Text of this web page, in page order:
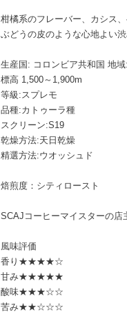
柑橘系のフレーバー、カシス、
ぶどうの皮のような心地よい
生産国: コロンビア共和国 地
標高 1,500～1,900m
等級:スプレモ
品種:カトゥーラ種
スクリーン:S19
乾燥方法:天日乾燥
精選方法:ウオッシュド
焙煎度：シティロースト
SCAJコーヒーマイスターの店
風味評価
香り★★★★☆
甘み★★★★★
酸味★★★☆☆
苦み★★☆☆☆